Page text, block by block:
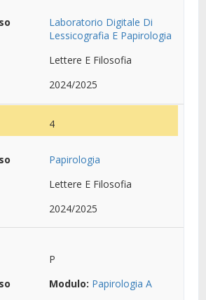
Laboratorio Digitale Di
Lessicografia E Papirologia
Lettere E Filosofia
2024/2025
4
Papirologia
Lettere E Filosofia
2024/2025
P
Modulo: Papirologia A